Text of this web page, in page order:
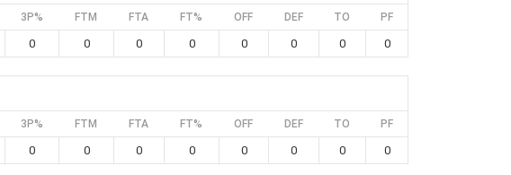
3P% FTM FTA FT% OFF DEF TO PF
0 0 0 0 0 0 0 0
3P% FTM FTA FT% OFF DEF TO PF
0 0 0 0 0 0 0 0